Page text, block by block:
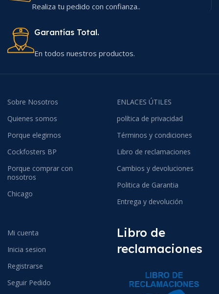
Realiza tu pedido con confianza..
Garantías Total.
En todos nuestros productos.
Sobre Nosotros
Quienes somos
Porque elegirnos
Cockfosters BP
Porque comprar con
nosotros
Chicago
ENLACES ÚTILES
política de privacidad
Términos y condiciones
Libro de reclamaciones
Cambios y devoluciones
Politica de Garantia
Entrega y devolución
Mi cuenta
Inicia sesion
Registrarse
Seguir Pedido
Libro de
reclamaciones